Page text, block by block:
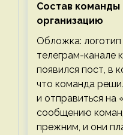
Состав команды
организацию
Обложка:
телеграм-канале
появился пост, в
что команда
и отправиться на
сообщению
прежним, и они